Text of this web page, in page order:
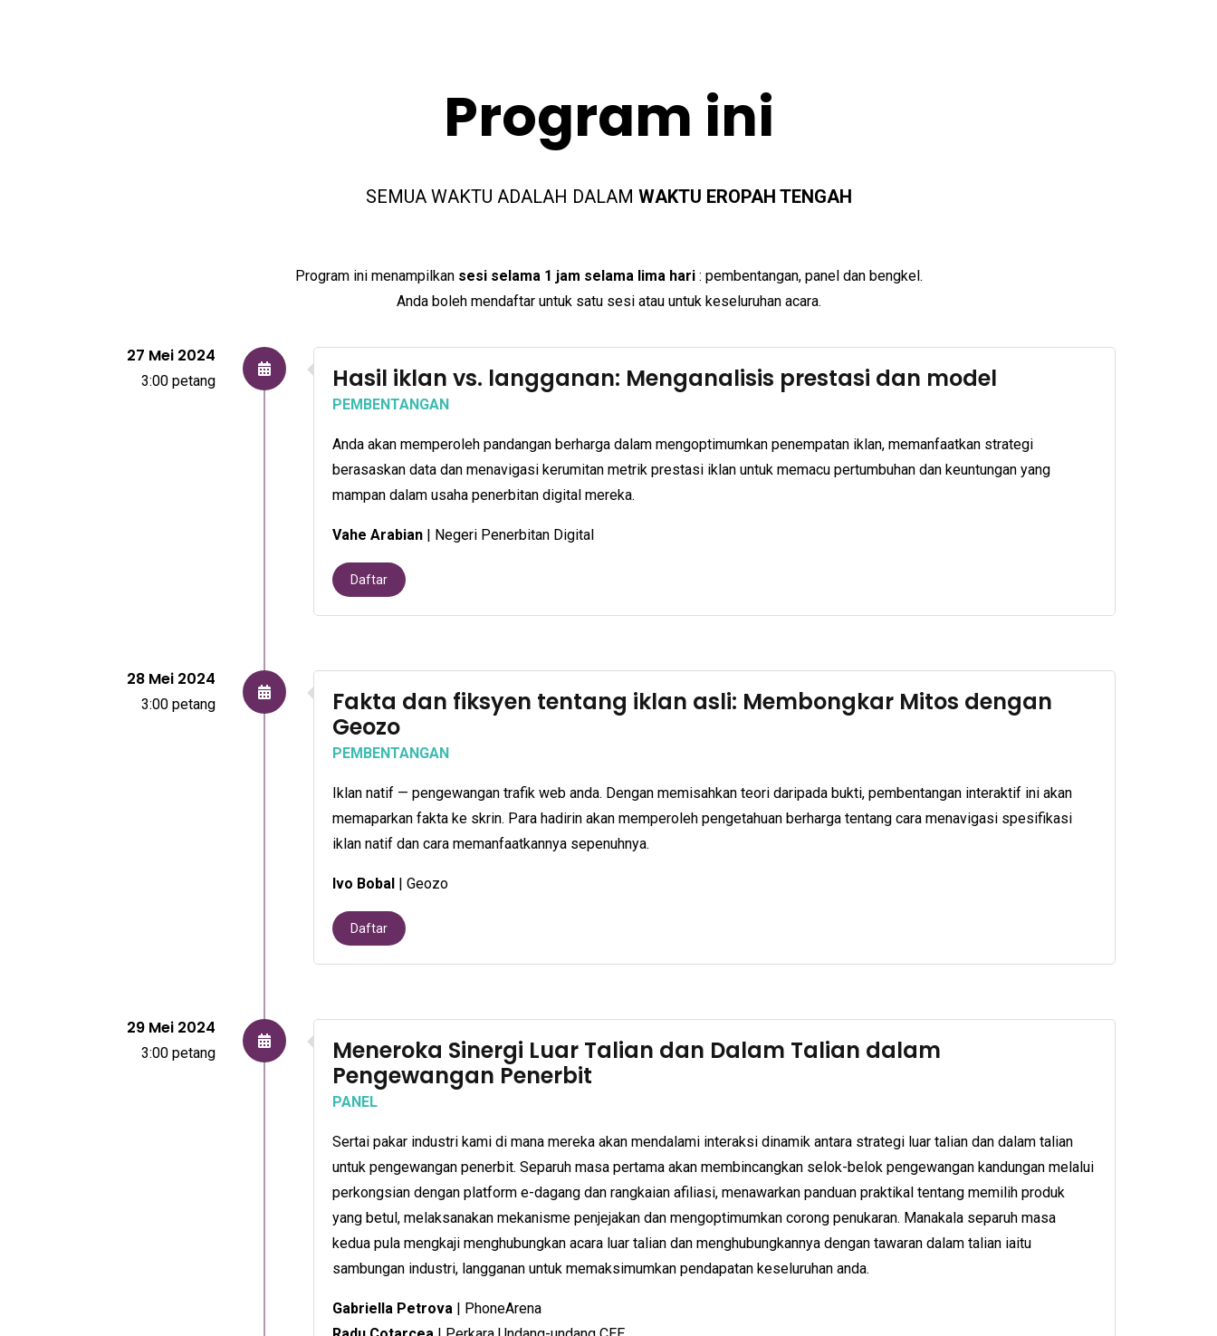
Program ini
SEMUA WAKTU ADALAH DALAM WAKTU EROPAH TENGAH
Program ini menampilkan sesi selama 1 jam selama lima hari: pembentangan, panel dan bengkel.
Anda boleh mendaftar untuk satu sesi atau untuk keseluruhan acara.
27 Mei 2024
3:00 petang Hasil iklan vs. langganan: Menganalisis prestasi dan model
PEMBENTANGAN
Anda akan memperoleh pandangan berharga dalam mengoptimumkan penempatan iklan, memanfaatkan strategi
berasaskan data dan menavigasi kerumitan metrik prestasi iklan untuk memacu pertumbuhan dan keuntungan yang
mampan dalam usaha penerbitan digital mereka.
Vahe Arabian | Negeri Penerbitan Digital
Daftar
28 Mei 2024
3:00 petang
Fakta dan fiksyen tentang iklan asli: Membongkar Mitos dengan
Geozo
PEMBENTANGAN
Iklan natif — pengewangan trafik web anda. Dengan memisahkan teori daripada bukti, pembentangan interaktif ini akan
memaparkan fakta ke skrin. Para hadirin akan memperoleh pengetahuan berharga tentang cara menavigasi spesifikasi
iklan natif dan cara memanfaatkannya sepenuhnya.
Ivo Bobal | Geozo
Daftar
29 Mei 2024
3:00 petang
Meneroka Sinergi Luar Talian dan Dalam Talian dalam
Pengewangan Penerbit
PANEL
Sertai pakar industri kami di mana mereka akan mendalami interaksi dinamik antara strategi luar talian dan dalam talian
untuk pengewangan penerbit. Separuh masa pertama akan membincangkan selok-belok pengewangan kandungan melalui
perkongsian dengan platform e-dagang dan rangkaian afiliasi, menawarkan panduan praktikal tentang memilih produk
yang betul, melaksanakan mekanisme penjejakan dan mengoptimumkan corong penukaran. Manakala separuh masa
kedua pula mengkaji menghubungkan acara luar talian dan menghubungkannya dengan tawaran dalam talian iaitu
sambungan industri, langganan untuk memaksimumkan pendapatan keseluruhan anda.
Gabriella Petrova | PhoneArena